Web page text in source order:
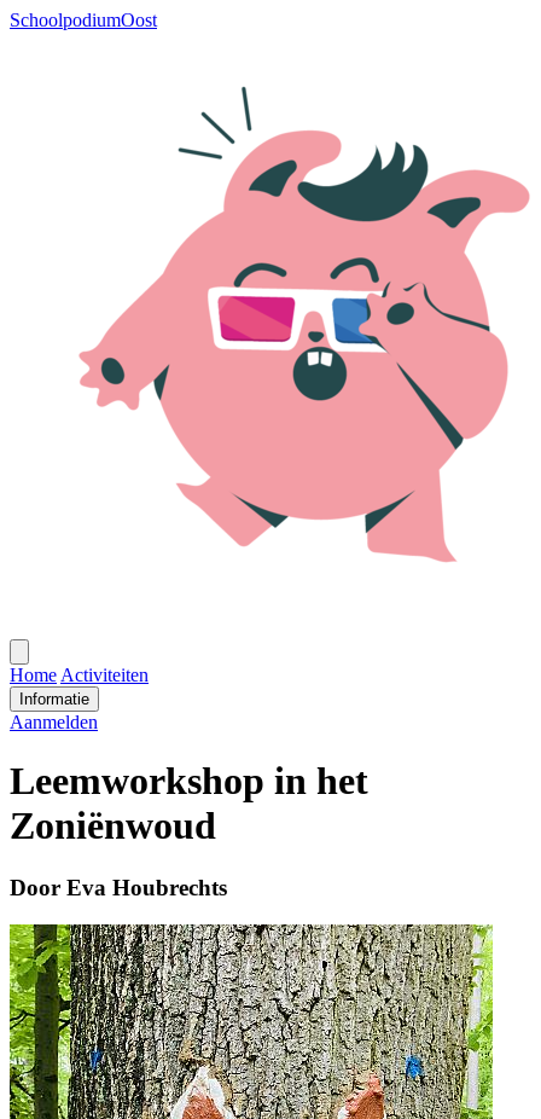
SchoolpodiumOost
menu
Home Activiteiten
Informatie
Aanmelden
Leemworkshop in het
Zoniënwoud
Door Eva Houbrechts